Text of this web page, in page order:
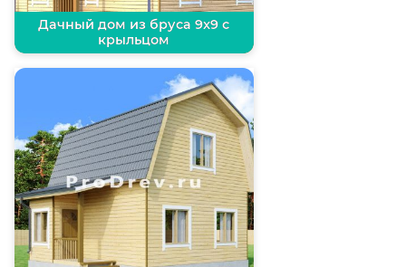
Дачный дом из бруса 9х9 с
крыльцом